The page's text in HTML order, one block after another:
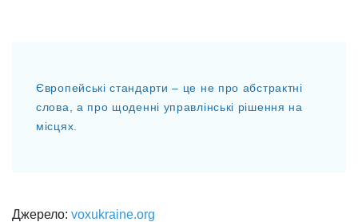
Європейські стандарти – це не про абстрактні
слова, а про щоденні управлінські рішення на
місцях.
Джерело: voxukraine.org